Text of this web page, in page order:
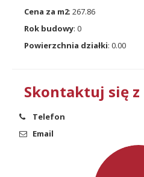
Cena za m2: 267.86
Rok budowy: 0
Powierzchnia działki: 0.00
Skontaktuj się z
Telefon
Email